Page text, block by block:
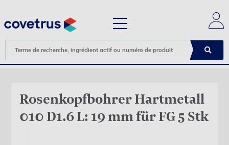
Rosenkopfbohrer Hartmetall
010 D1.6 L: 19 mm für FG 5 Stk